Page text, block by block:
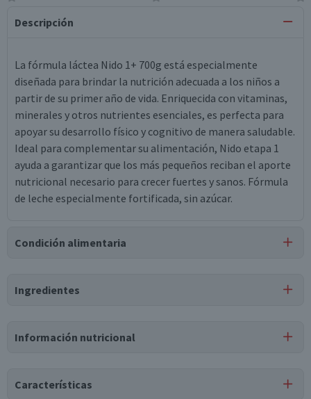
Descripción
La fórmula láctea Nido 1+ 700g está especialmente
diseñada para brindar la nutrición adecuada a los niños a
partir de su primer año de vida. Enriquecida con vitaminas,
minerales y otros nutrientes esenciales, es perfecta para
apoyar su desarrollo físico y cognitivo de manera saludable.
Ideal para complementar su alimentación, Nido etapa 1
ayuda a garantizar que los más pequeños reciban el aporte
nutricional necesario para crecer fuertes y sanos. Fórmula
de leche especialmente fortificada, sin azúcar.
Condición alimentaria
Ingredientes
vegetal refinado de canola, aceite vegetal refinado de
Información nutricional
Tabla nutricional
Características